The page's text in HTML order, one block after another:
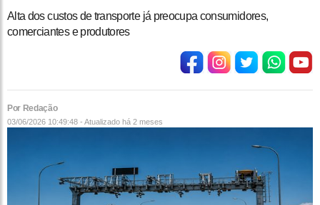
Alta dos custos de transporte já preocupa consumidores,
comerciantes e produtores
Por Redação
03/06/2026 10:49:48 - Atualizado há 2 meses